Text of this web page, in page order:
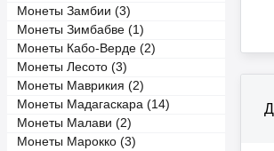
Монеты Замбии (3)
Монеты Зимбабве (1)
Монеты Кабо-Верде (2)
Монеты Лесото (3)
Монеты Маврикия (2)
Монеты Мадагаскара (14)
Монеты Малави (2)
Монеты Марокко (3)